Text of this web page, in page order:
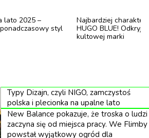
haftach, które eksponują swoją
że ubranie zostało
tworzenie projektów, których
każdy element kolekcji staje się
wyjątkowość”. Haute
być jedną z najbardziej
lato 2025 –
styl
Najbardziej
HUGO BLUE!
kultowej marki
Typy Dizajn, czyli NIGO, zamczystoś
polska i plecionka na upalne lato
New Balance pokazuje, że troska o ludzi
zaczyna się od miejsca pracy. We Flimby
powstał wyjątkowy ogród dla